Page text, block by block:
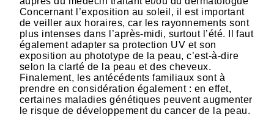
Concernant l’exposition au soleil, il est important
de veiller aux horaires, car les rayonnements sont
plus intenses dans l’après-midi, surtout l’été. Il faut
également adapter sa protection UV et son
exposition au phototype de la peau, c’est-à-dire
selon la clarté de la peau et des cheveux.
Finalement, les antécédents familiaux sont à
prendre en considération également : en effet,
certaines maladies génétiques peuvent augmenter
le risque de développement du cancer de la peau.